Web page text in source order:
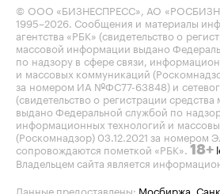
© ООО «БИЗНЕСПРЕСС», АО
1995–2026 . Сообщения и материалы
агентства «РБК» (свидетельство о
массовой информации выдано
по надзору в сфере связи,
и массовых коммуникаций
за номером ИА №ФС77-63848) и
(свидетельство о регистрации
выдано Федеральной службой по
информационных технологий и
(Роскомнадзор) 03.12.2021 за
сопровождаются пометкой «РБК». 18+
Владельцем сайта является
Данные предоставлены: Мосбиржа